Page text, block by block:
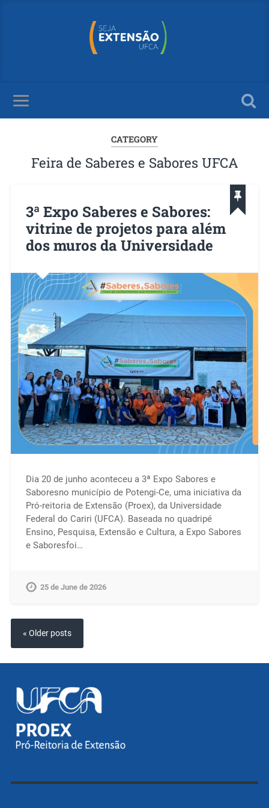
CATEGORY
Feira de Saberes e Sabores UFCA
3ª Expo Saberes e Sabores:
vitrine de projetos para além
dos muros da Universidade
Dia 20 de junho aconteceu a 3ª Expo Sabores e
Saboresno município de Potengi-Ce, uma iniciativa da
Pró-reitoria de Extensão (Proex), da Universidade
Federal do Cariri (UFCA). Baseada no quadripé
Ensino, Pesquisa, Extensão e Cultura, a Expo Sabores
e Saboresfoi…
25 de June de 2026
« Older posts